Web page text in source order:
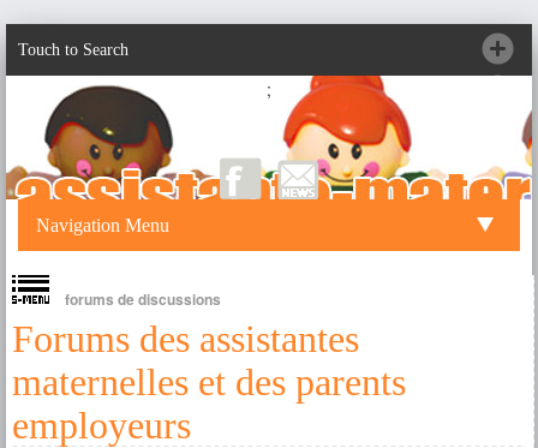
Touch to Search
;
Navigation Menu
forums de discussions
Forums des assistantes
maternelles et des parents
employeurs